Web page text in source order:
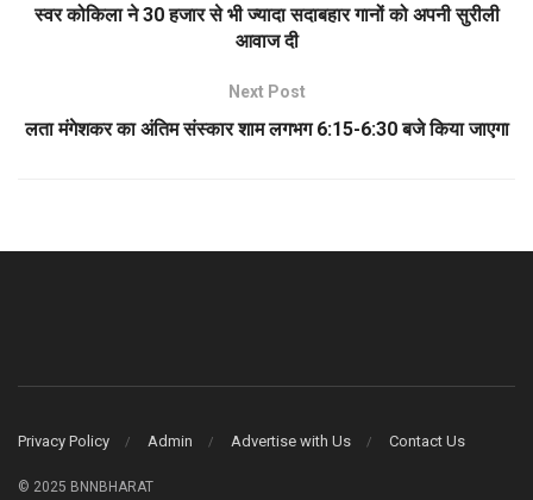
स्वर कोकिला ने 30 हजार से भी ज्यादा सदाबहार गानों को अपनी सुरीली
आवाज दी
Next Post
लता मंगेशकर का अंतिम संस्कार शाम लगभग 6:15-6:30 बजे किया जाएगा
Privacy Policy Admin Advertise with Us Contact Us
© 2025 BNNBHARAT